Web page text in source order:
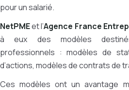
pour un salarié.
NetPMEet l’Agence France
à eux des modèles
professionnels : modèles de
d’actions, modèles de contrats de
Ces modèles ont un avantage